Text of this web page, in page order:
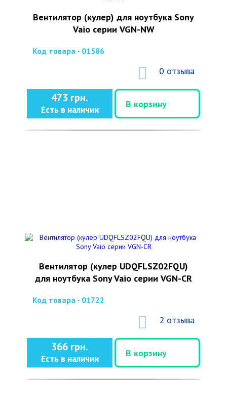
Вентилятор (кулер) для ноутбука Sony
Vaio серии VGN-NW
Код товара - 01586
0 отзыва
473 грн.
Есть в наличии
В корзину
Вентилятор (кулер UDQFLSZ02FQU)
для ноутбука Sony Vaio серии VGN-CR
Код товара - 01722
2 отзыва
366 грн.
Есть в наличии
В корзину